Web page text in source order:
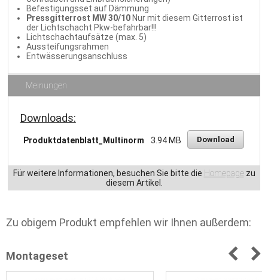
Befestigungsset auf Dämmung
Pressgitterrost MW 30/10 Nur mit diesem Gitterrost ist
der Lichtschacht Pkw-befahrbar!!!
Lichtschachtaufsätze (max. 5)
Aussteifungsrahmen
Entwässerungsanschluss
Meinungen
Downloads:
Produktdatenblatt_Multinorm 3.94 MB Download
Für weitere Informationen, besuchen Sie bitte die Homepagezu
diesem Artikel.
Zu obigem Produkt empfehlen wir Ihnen außerdem:
Montageset